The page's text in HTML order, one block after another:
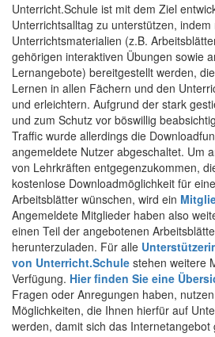
Unterricht.Schule ist mit dem Ziel
Unterrichtsalltag zu unterstützen,
Unterrichtsmaterialien (z.B.
gehörigen interaktiven Übungen sowie
Lernangebote) bereitgestellt werden,
Lernen in allen Fächern und den
und erleichtern. Aufgrund der stark
und zum Schutz vor böswillig
Traffic wurde allerdings die
angemeldete Nutzer abgeschaltet. Um
von Lehrkräften entgegenzukommen,
kostenlose Downloadmöglichkeit für
Arbeitsblätter wünschen, wird ein
Angemeldete Mitglieder haben also
einen Teil der angebotenen
herunterzuladen. Für alle
von Unterricht.Schule stehen weitere
Verfügung. Hier finden Sie eine
Fragen oder Anregungen haben,
Möglichkeiten, die Ihnen hierfür auf
werden, damit sich das